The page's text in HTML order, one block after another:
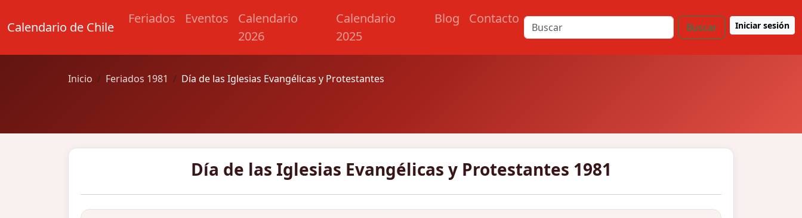
Calendario de Chile
Feriados Eventos
Calendario
2026
Calendario
2025
Blog Contacto
Buscar Iniciar sesión
Inicio Feriados 1981 Día de las Iglesias Evangélicas y Protestantes
Día de las Iglesias Evangélicas y Protestantes 1981